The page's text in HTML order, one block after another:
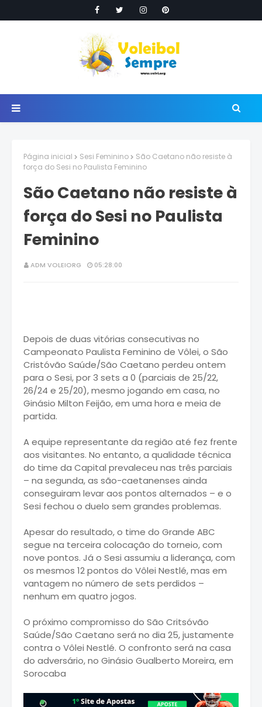
Página inicial Sesi Feminino
São Caetano não resiste à
força do Sesi no Paulista Feminino
São Caetano não resiste à
força do Sesi no Paulista
Feminino
ADM VOLEIORG 05:28:00
Depois de duas vitórias consecutivas no
Campeonato Paulista Feminino de Vôlei, o São
Cristóvão Saúde/São Caetano perdeu ontem
para o Sesi, por 3 sets a 0 (parciais de 25/22,
26/24 e 25/20), mesmo jogando em casa, no
Ginásio Milton Feijão, em uma hora e meia de
partida.
A equipe representante da região até fez frente
aos visitantes. No entanto, a qualidade técnica
do time da Capital prevaleceu nas três parciais
– na segunda, as são-caetanenses ainda
conseguiram levar aos pontos alternados – e o
Sesi fechou o duelo sem grandes problemas.
Apesar do resultado, o time do Grande ABC
segue na terceira colocação do torneio, com
nove pontos. Já o Sesi assumiu a liderança, com
os mesmos 12 pontos do Vôlei Nestlé, mas em
vantagem no número de sets perdidos –
nenhum em quatro jogos.
O próximo compromisso do São Critsóvão
Saúde/São Caetano será no dia 25, justamente
contra o Vôlei Nestlé. O confronto será na casa
do adversário, no Ginásio Gualberto Moreira, em
Sorocaba